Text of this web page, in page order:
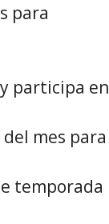
para
participa en
mes para
temporada